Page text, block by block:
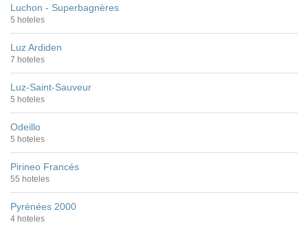
Luchon - Superbagnères
5 hoteles
Luz Ardiden
7 hoteles
Luz-Saint-Sauveur
5 hoteles
Odeillo
5 hoteles
Pirineo Francés
55 hoteles
Pyrénées 2000
4 hoteles